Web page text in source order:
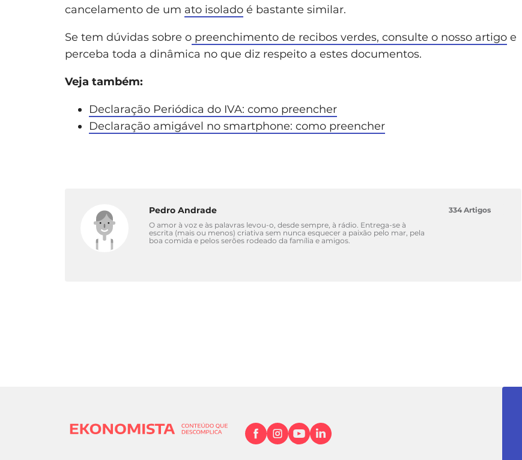
cancelamento de um ato isolado é bastante similar.
Se tem dúvidas sobre o preenchimento de recibos verdes, consulte o nosso artigo e
perceba toda a dinâmica no que diz respeito a estes documentos.
Veja também:
Declaração Periódica do IVA: como preencher
Declaração amigável no smartphone: como preencher
Pedro Andrade
O amor à voz e às palavras levou-o, desde sempre, à rádio. Entrega-se à
escrita (mais ou menos) criativa sem nunca esquecer a paixão pelo mar, pela
boa comida e pelos serões rodeado da família e amigos.
334 Artigos